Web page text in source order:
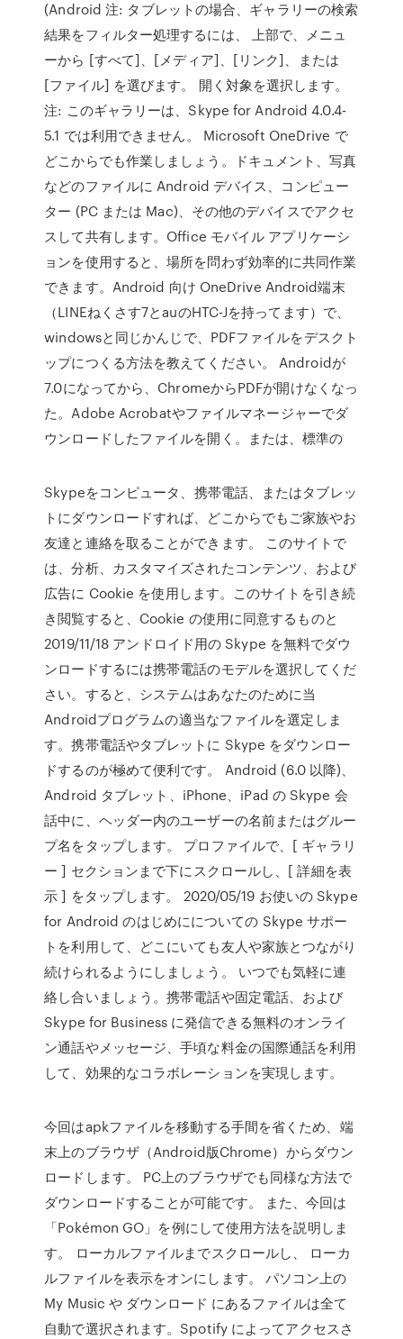
(Android 注: タブレットの場合、ギャラリーの検索
結果をフィルター処理するには、 上部で、メニュ
ーから [すべて]、[メディア]、[リンク]、または
[ファイル] を選びます。 開く対象を選択します。
注: このギャラリーは、Skype for Android 4.0.4-
5.1 では利用できません。 Microsoft OneDrive で
どこからでも作業しましょう。ドキュメント、写真
などのファイルに Android デバイス、コンピュー
ター (PC または Mac)、その他のデバイスでアクセ
スして共有します。Office モバイル アプリケーシ
ョンを使用すると、場所を問わず効率的に共同作業
できます。Android 向け OneDrive Android端末
（LINEねくさす7とauのHTC-Jを持ってます）で、
windowsと同じかんじで、PDFファイルをデスクト
ップにつくる方法を教えてください。 Androidが
7.0になってから、ChromeからPDFが開けなくなっ
た。Adobe Acrobatやファイルマネージャーでダ
ウンロードしたファイルを開く。または、標準の
Skypeをコンピュータ、携帯電話、またはタブレッ
トにダウンロードすれば、どこからでもご家族やお
友達と連絡を取ることができます。 このサイトで
は、分析、カスタマイズされたコンテンツ、および
広告に Cookie を使用します。このサイトを引き続
き閲覧すると、Cookie の使用に同意するものと
2019/11/18 アンドロイド用の Skype を無料でダウ
ンロードするには携帯電話のモデルを選択してくだ
さい。すると、システムはあなたのために当
Androidプログラムの適当なファイルを選定しま
す。携帯電話やタブレットに Skype をダウンロー
ドするのが極めて便利です。 Android (6.0 以降)、
Android タブレット、iPhone、iPad の Skype 会
話中に、ヘッダー内のユーザーの名前またはグルー
プ名をタップします。 プロファイルで、[ ギャラリ
ー ] セクションまで下にスクロールし、[ 詳細を表
示 ] をタップします。 2020/05/19 お使いの Skype
for Android のはじめにについての Skype サポー
トを利用して、どこにいても友人や家族とつながり
続けられるようにしましょう。 いつでも気軽に連
絡し合いましょう。携帯電話や固定電話、および
Skype for Business に発信できる無料のオンライ
ン通話やメッセージ、手頃な料金の国際通話を利用
して、効果的なコラボレーションを実現します。
今回はapkファイルを移動する手間を省くため、端
末上のブラウザ（Android版Chrome）からダウン
ロードします。 PC上のブラウザでも同様な方法で
ダウンロードすることが可能です。 また、今回は
「Pokémon GO」を例にして使用方法を説明しま
す。 ローカルファイルまでスクロールし、 ローカ
ルファイルを表示をオンにします。 パソコン上の
My Music や ダウンロード にあるファイルは全て
自動で選択されます。Spotify によってアクセスさ